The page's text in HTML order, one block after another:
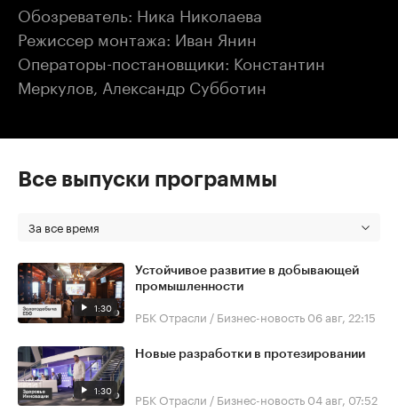
Обозреватель: Ника Николаева
Режиссер монтажа: Иван Янин
Операторы-постановщики: Константин
Меркулов, Александр Субботин
Все выпуски программы
За все время
1:30
Устойчивое развитие в добывающей
промышленности
РБК Отрасли / Бизнес-новость 06 авг, 22:15
1:30
Новые разработки в протезировании
РБК Отрасли / Бизнес-новость 04 авг, 07:52